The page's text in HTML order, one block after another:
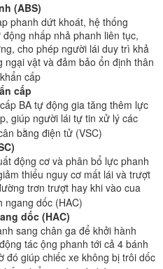
(ABS)
phanh dứt khoát, hệ thống
nhấp nhả phanh liên tục,
cho phép người lái duy trì khả
vật và đảm bảo ổn định thân
cấp
BA tự động gia tăng thêm lực
giúp người lái tự tin xử lý các
động cơ và phân bổ lực phanh
thiểu nguy cơ mất lái và trượt
trơn trượt hay khi vào cua
dốc (HAC)
sang chân ga để khởi hành
tác ộng phanh tới cả 4 bánh
đó giúp chiếc xe không bị trôi dốc